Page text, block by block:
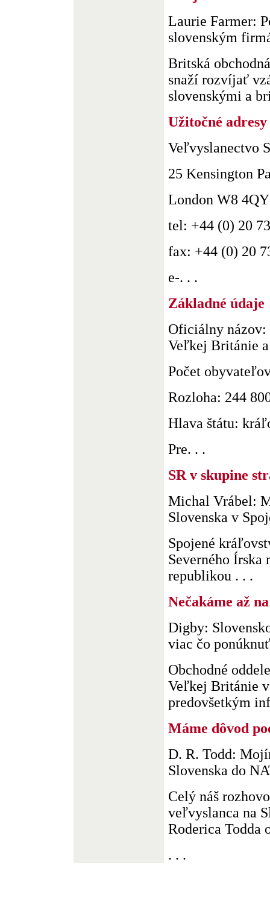
Laurie Farmer:
slovenským
Britská
snaží rozvíjať
slovenskými a
Užitočné
Veľvyslanectvo
25 Kensington
London W8 4QY
tel: +44 (0) 20
fax: +44 (0) 20
e-. . .
Základné údaje
Oficiálny názov:
Veľkej Británie
Počet
Rozloha: 244
Hlava štátu:
Pre. . .
SR v skupine
Michal Vrábel:
Slovenska v
Spojené
Severného Írska
republikou . . .
Nečakáme až
Digby:
viac čo ponúknuť
Obchodné
Veľkej Británie
predovšetkým
Máme dôvod
D. R. Todd:
Slovenska do
Celý náš
veľvyslanca na
Roderica Todda
. . .